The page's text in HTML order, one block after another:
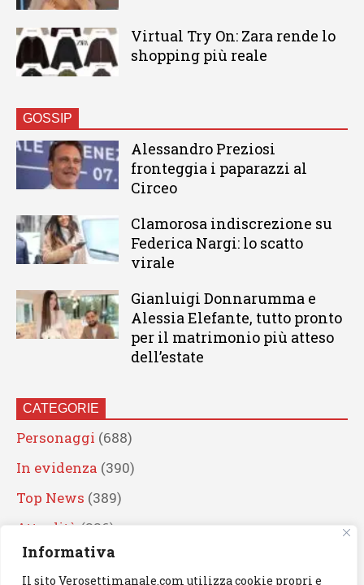
Informativa
Il sito Verosettimanale.com utilizza cookie propri e
Virtual Try On: Zara rende lo
shopping più reale
GOSSIP
Alessandro Preziosi
fronteggia i paparazzi al
Circeo
Clamorosa indiscrezione su
Federica Nargi: lo scatto
virale
Gianluigi Donnarumma e
Alessia Elefante, tutto pronto
per il matrimonio più atteso
dell’estate
CATEGORIE
Personaggi (688)
In evidenza (390)
Top News (389)
Attualità (336)
Eventi(330)